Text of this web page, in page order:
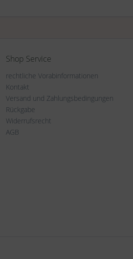
Shop Service
rechtliche Vorabinformationen
Kontakt
Versand und Zahlungsbedingungen
Rückgabe
Widerrufsrecht
AGB